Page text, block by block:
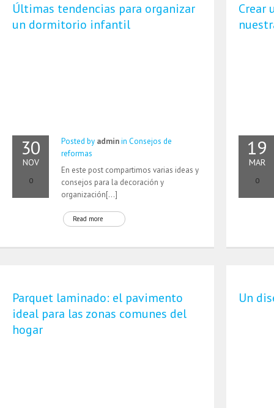
Últimas tendencias para organizar
un dormitorio infantil
30
NOV
0
Posted by adminin Consejos de
reformas
En este post compartimos varias ideas y
consejos para la decoración y
organización[…]
Read more
Crear
19
MAR
0
Parquet laminado: el pavimento
ideal para las zonas comunes del
hogar
Un